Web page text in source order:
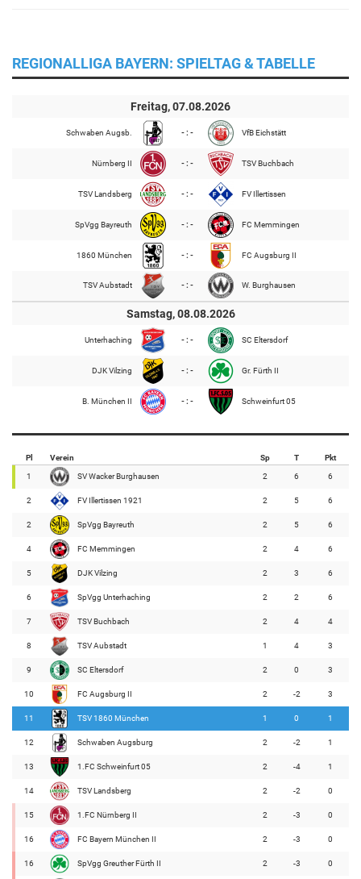
REGIONALLIGA BAYERN: SPIELTAG & TABELLE
Freitag, 07.08.2026
Schwaben Augsb. - : - VfB Eichstätt
Nürnberg II - : - TSV Buchbach
TSV Landsberg - : - FV Illertissen
SpVgg Bayreuth - : - FC Memmingen
1860 München - : - FC Augsburg II
TSV Aubstadt - : - W. Burghausen
Samstag, 08.08.2026
Unterhaching - : - SC Eltersdorf
DJK Vilzing - : - Gr. Fürth II
B. München II - : - Schweinfurt 05
Pl Verein Sp T Pkt
1 SV Wacker Burghausen 2 6 6
2 FV Illertissen 1921 2 5 6
2 SpVgg Bayreuth 2 5 6
4 FC Memmingen 2 4 6
5 DJK Vilzing 2 3 6
6 SpVgg Unterhaching 2 2 6
7 TSV Buchbach 2 4 4
8 TSV Aubstadt 1 4 3
9 SC Eltersdorf 2 0 3
10 FC Augsburg II 2 -2 3
11 TSV 1860 München 1 0 1
12 Schwaben Augsburg 2 -2 1
13 1.FC Schweinfurt 05 2 -4 1
14 TSV Landsberg 2 -2 0
15 1.FC Nürnberg II 2 -3 0
16 FC Bayern München II 2 -3 0
16 SpVgg Greuther Fürth II 2 -3 0